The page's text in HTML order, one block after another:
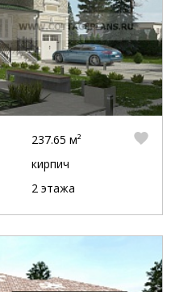
237.65 м²
кирпич
2 этажа